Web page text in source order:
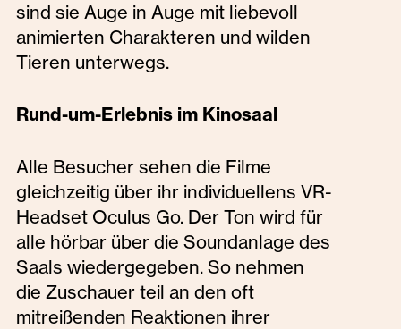
sind sie Auge in Auge mit liebevoll
animierten Charakteren und wilden
Tieren unterwegs.
Rund-um-Erlebnis im Kinosaal
Alle Besucher sehen die Filme
gleichzeitig über ihr individuellens VR-
Headset Oculus Go. Der Ton wird für
alle hörbar über die Soundanlage des
Saals wiedergegeben. So nehmen
die Zuschauer teil an den oft
mitreißenden Reaktionen ihrer